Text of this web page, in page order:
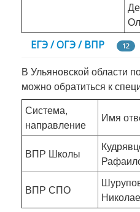
ЕГЭ / ОГЭ / ВПР 12
В Ульяновской области
можно обратиться к
Система,
направление
Имя
ВПР Школы
ВПР СПО